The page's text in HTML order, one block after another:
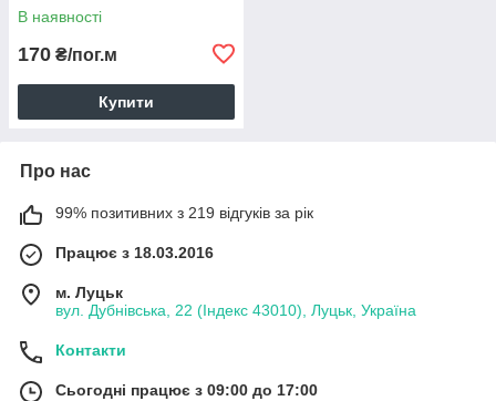
В наявності
170 ₴/пог.м
Купити
Про нас
99% позитивних з 219 відгуків за рік
Працює з 18.03.2016
м. Луцьк
вул. Дубнівська, 22 (Індекс 43010), Луцьк, Україна
Контакти
Сьогодні працює з 09:00 до 17:00